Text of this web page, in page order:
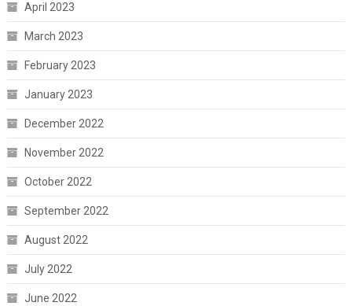
April 2023
March 2023
February 2023
January 2023
December 2022
November 2022
October 2022
September 2022
August 2022
July 2022
June 2022